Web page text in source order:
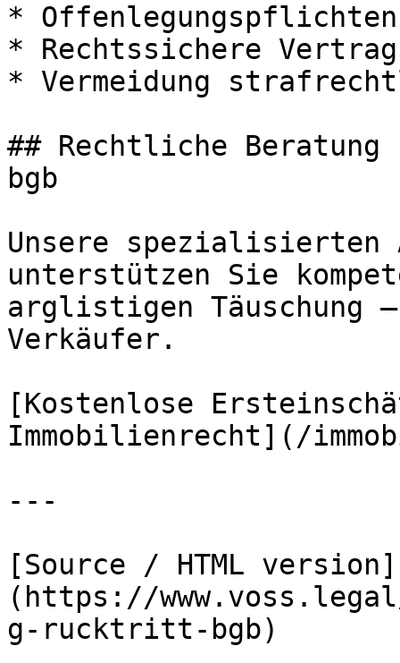
* Offenlegungspflichten
* Rechtssichere
* Vermeidung
## Rechtliche
bgb
Unsere spezialisierten
unterstützen Sie
arglistigen Täuschung
Verkäufer.
[Kostenlose
Immobilienrecht](/
---
[Source / HTML version]
(https://